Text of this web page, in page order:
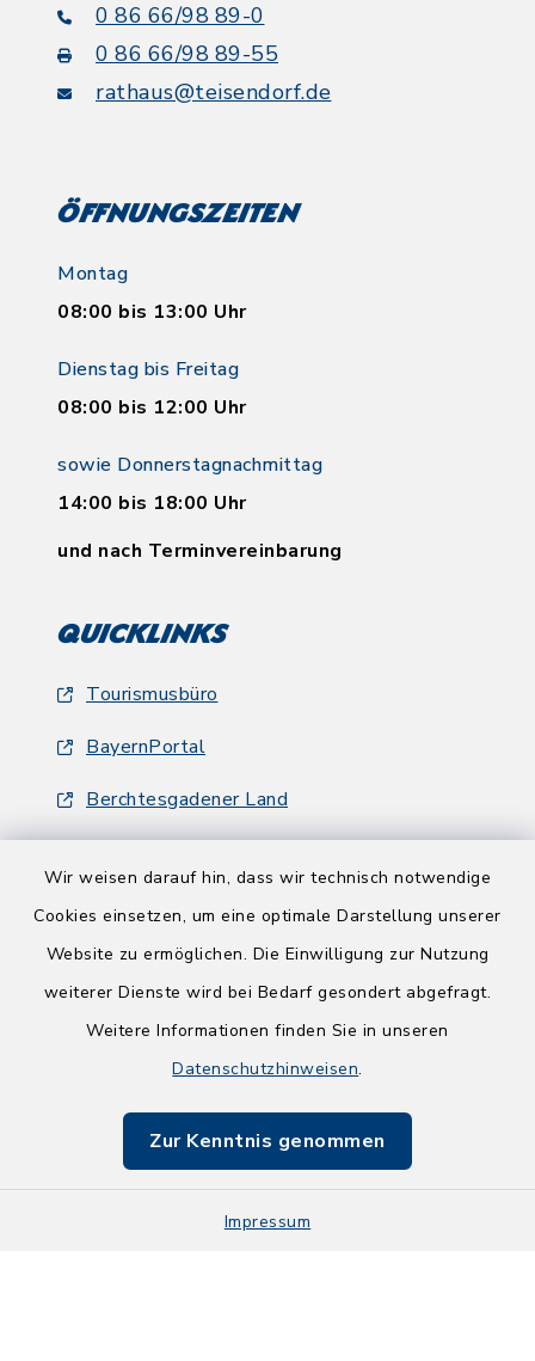
Wir weisen darauf hin, dass wir technisch notwendige
Cookies einsetzen, um eine optimale Darstellung unserer
Website zu ermöglichen. Die Einwilligung zur Nutzung
weiterer Dienste wird bei Bedarf gesondert abgefragt.
Weitere Informationen finden Sie in unseren
Datenschutzhinweisen.
Zur Kenntnis genommen
Impressum
0 86 66/98 89-0
0 86 66/98 89-55
rathaus@teisendorf.de
Öffnungszeiten
Montag
08:00 bis 13:00 Uhr
Dienstag bis Freitag
08:00 bis 12:00 Uhr
sowie Donnerstagnachmittag
14:00 bis 18:00 Uhr
und nach Terminvereinbarung
Quicklinks
Tourismusbüro
BayernPortal
Berchtesgadener Land
Barrierefreiheit
Impressum
Sitemap